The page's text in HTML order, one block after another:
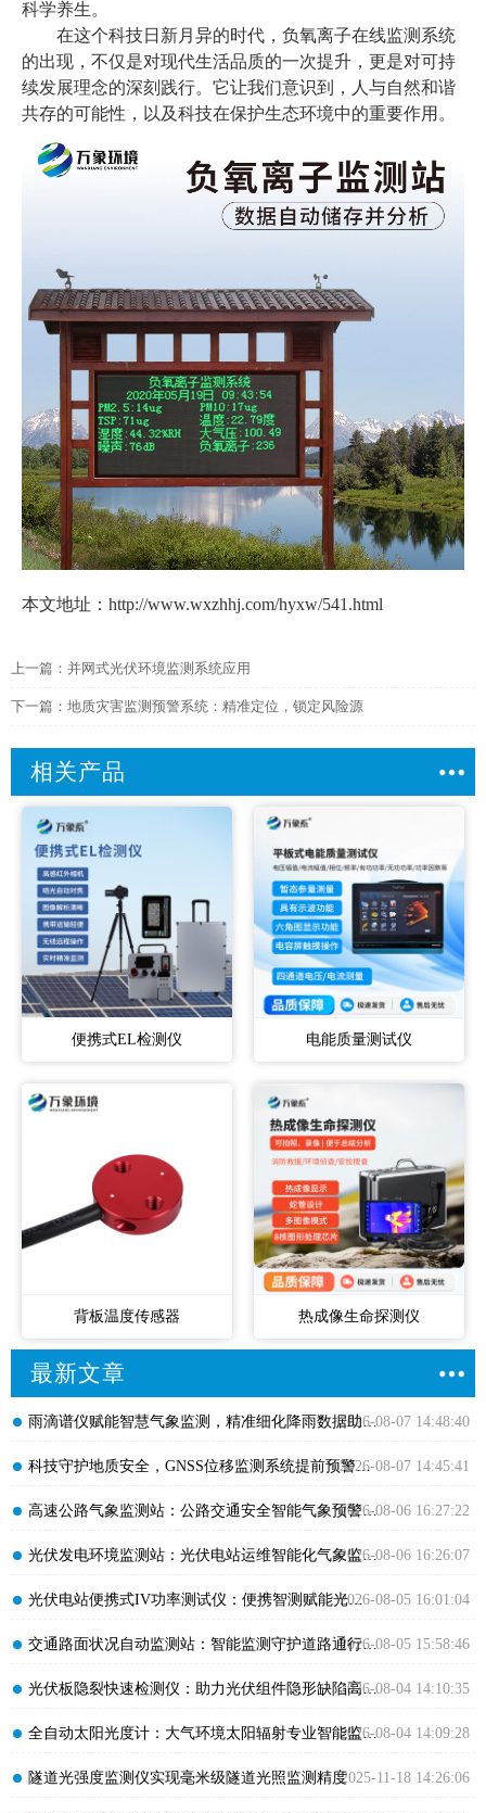
科学养生。
在这个科技日新月异的时代，负氧离子在线监测系统
的出现，不仅是对现代生活品质的一次提升，更是对可持
续发展理念的深刻践行。它让我们意识到，人与自然和谐
共存的可能性，以及科技在保护生态环境中的重要作用。
本文地址：http://www.wxzhhj.com/hyxw/541.html
上一篇： 并网式光伏环境监测系统应用
下一篇： 地质灾害监测预警系统：精准定位，锁定风险源
相关产品
便携式EL检测仪 电能质量测试仪
背板温度传感器 热成像生命探测仪
最新文章
2026-08-07 14:48:40
​雨滴谱仪赋能智慧气象监测，精准细化降雨数据助力防灾减灾
2026-08-07 14:45:41
​科技守护地质安全，GNSS位移监测系统提前预警灾害风险
2026-08-06 16:27:22
​高速公路气象监测站：公路交通安全智能气象预警设备
2026-08-06 16:26:07
​光伏发电环境监测站：光伏电站运维智能化气象监测设备
2026-08-05 16:01:04
​光伏电站便携式IV功率测试仪：便携智测赋能光伏高效运维
2026-08-05 15:58:46
​交通路面状况自动监测站：智能监测守护道路通行安全畅通
2026-08-04 14:10:35
​光伏板隐裂快速检测仪：助力光伏组件隐形缺陷高效排查
2026-08-04 14:09:28
​全自动太阳光度计：大气环境太阳辐射专业智能监测设备
2025-11-18 14:26:06
​隧道光强度监测仪实现毫米级隧道光照监测精度